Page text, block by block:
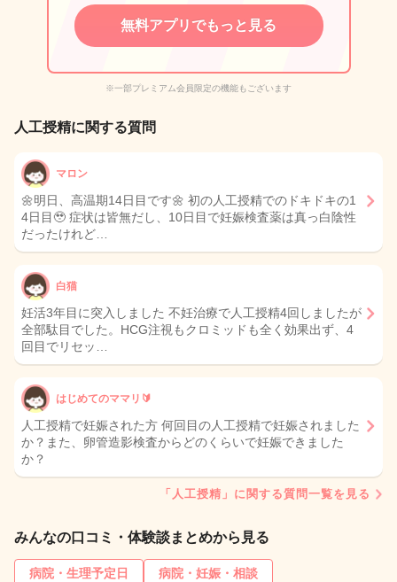
無料アプリでもっと見る
※一部プレミアム会員限定の機能もございます
人工授精に関する質問
マロン
🌼明日、高温期14日目です🌼 初の人工授精でのドキドキの1
4日目🥹 症状は皆無だし、10日目で妊娠検査薬は真っ白陰性
だったけれど…
白猫
妊活3年目に突入しました 不妊治療で人工授精4回しましたが
全部駄目でした。HCG注視もクロミッドも全く効果出ず、4
回目でリセッ…
はじめてのママリ🔰
人工授精で妊娠された方 何回目の人工授精で妊娠されました
か？また、卵管造影検査からどのくらいで妊娠できました
か？
「人工授精」に関する質問一覧を見る
みんなの口コミ・体験談まとめから見る
病院・生理予定日
病院・妊娠・相談